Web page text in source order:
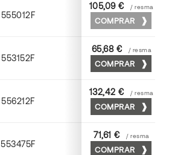
555012F 72 x 102
105,09 € / resma
COMPRAR
553152F 52 x 70
65,68 € / resma
COMPRAR
556212F 72 x 102
132,42 € / resma
COMPRAR
553475F 75 x 53
71,61 € / resma
COMPRAR